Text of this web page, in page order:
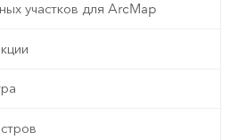
участков для ArcMap